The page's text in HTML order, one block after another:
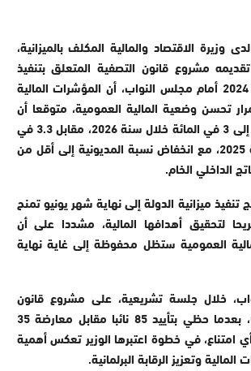
وزيرة الاقتصاد والمالية المكلف بالميزانية،
مشروع قانون التصفية المتعلق بتنفيذ
قانون المالية لسنة 2024 أمام مجلس النواب، أن المؤشرات المالية
تحسن وضعية المالية العمومية، متوقعا أن
يتراجع عجز الميزانية إلى 3 في المائة خلال سنة 2026، مقابل 3.3 في
المائة المرتقبة سنة 2025، مع انخفاض نسبة المديونية إلى أقل من
.
تنفيذ ميزانية الدولة إلى نهاية شهر يونيو تمنح
لتحقيق أهدافها المالية، مشددا على أن
العمومية ستظل محفوظة إلى غاية نهاية
خلال جلسة تشريعية، على مشروع قانون
التصفية رقم 04.26، بعدما حظي بتأييد 85 نائبا مقابل معارضة 35
امتناع، في خطوة اعتبرها الوزير تعكس أهمية
وتعزيز الرقابة البرلمانية.